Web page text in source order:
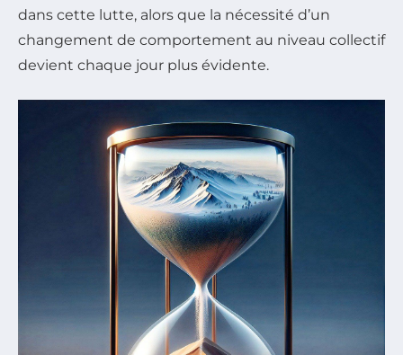
dans cette lutte, alors que la nécessité d’un
changement de comportement au niveau collectif
devient chaque jour plus évidente.